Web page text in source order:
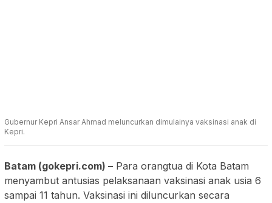
Gubernur Kepri Ansar Ahmad meluncurkan dimulainya vaksinasi anak di
Kepri.
Batam (gokepri.com) – Para orangtua di Kota Batam
menyambut antusias pelaksanaan vaksinasi anak usia 6
sampai 11 tahun. Vaksinasi ini diluncurkan secara